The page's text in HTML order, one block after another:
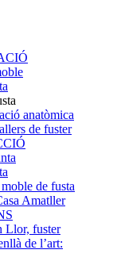
anatòmica
de fuster
de fusta
Amatller
Llor, fuster
de l’art: